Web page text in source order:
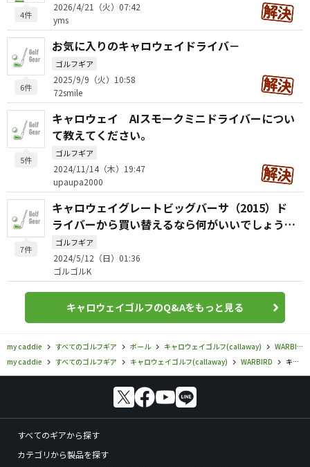
4件
2026/4/21（火）07:42
yms
6件
お気に入りのキャロウェイドライバ－
ゴルフギア
2025/9/9（火）10:58
72smile
5件
キャロウェイ AIスモークミニドライバーについ
て教えてください。
ゴルフギア
2024/11/14（木）19:47
upaupa2000
7件
キャロウェイグレートビッグバーサ（2015）ド
ライバーから買い替えるなら何がいいでしょう
か？
ゴルフギア
2024/5/12（日）01:36
ゴルゴルK
キャロウェイゴルフのQ&Aをもっと見る
my caddie すべてのゴルフギア ボール キャロウェイゴルフ(callaway)
WARBIRD
my caddie
すべてのゴルフギア キャロウェイゴルフ(callaway) WARBIRD キャロウェイゴルフ／WARBIRD／ウォーバード ディスタンス プラス ボールの口コミ評価
すべてのギアから探す
カテゴリから製品を探す